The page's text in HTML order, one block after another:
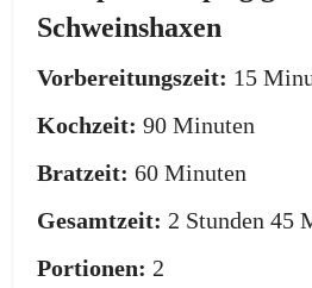
Schweinshaxen
Vorbereitungszeit: 15
Kochzeit: 90 Minuten
Bratzeit: 60 Minuten
Gesamtzeit: 2 Stunden 45
Portionen: 2